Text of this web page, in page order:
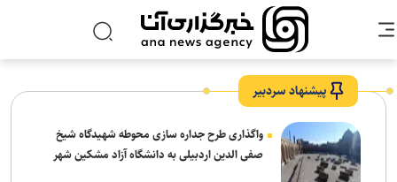
پیشنهاد سردبیر
واگذاری طرح جداره سازی محوطه شهیدگاه شیخ
صفی الدین اردبیلی به دانشگاه آزاد مشکین شهر